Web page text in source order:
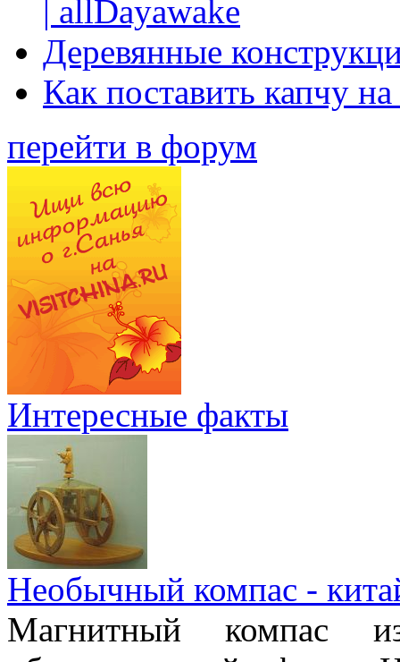
| allDayawake
Деревянные
Как поставить капчу
перейти в форум
Интересные факты
Необычный компас -
Магнитный компас